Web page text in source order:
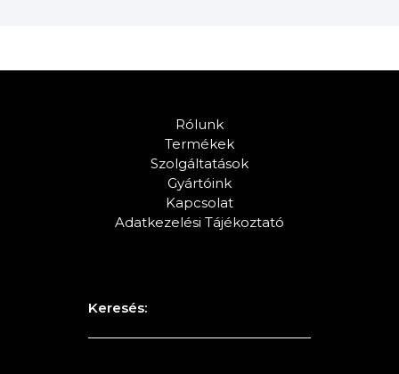
Rólunk
Termékek
Szolgáltatások
Gyártóink
Kapcsolat
Adatkezelési Tájékoztató
Keresés: